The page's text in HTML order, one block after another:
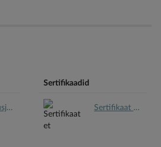
Kasutusjuhend en.pdf
Sertifikaadid
Sertifikaat et.pdf